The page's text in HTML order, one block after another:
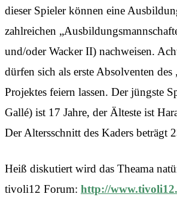
dieser Spieler können eine
zahlreichen
und/oder Wacker II) nachweisen.
dürfen sich als erste Absolventen des
Projektes feiern lassen. Der jüngste
Gallé) ist 17 Jahre, der Älteste ist
Der Altersschnitt des Kaders beträgt
Heiß diskutiert wird das Theama
tivoli12 Forum: http://